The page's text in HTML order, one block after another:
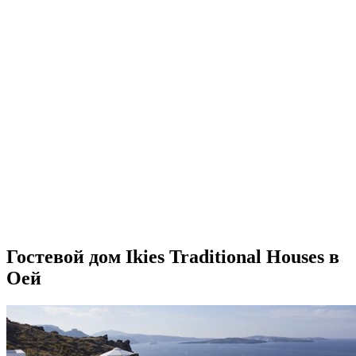
Гостевой дом Ikies Traditional Houses в
Оей